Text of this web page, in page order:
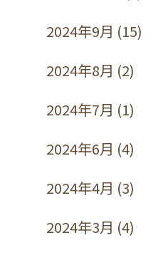
2024年9月 (15)
2024年8月 (2)
2024年7月 (1)
2024年6月 (4)
2024年4月 (3)
2024年3月 (4)